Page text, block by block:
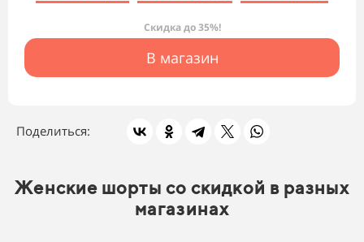
Скидка до 35%!
В магазин
Поделиться:
Женские шорты со скидкой в разных
магазинах